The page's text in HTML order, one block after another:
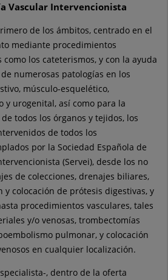
Vascular Intervencionista
de los ámbitos, centrado en el
mediante procedimientos
los cateterismos, y con la ayuda
numerosas patologías en los
músculo-esquelético,
y urogenital, así como para la
todos los órganos y tejidos, los
de todos los
por la Sociedad Española de
(Servei), desde los no
de colecciones, drenajes biliares,
y colocación de prótesis digestivas, y
procedimientos vasculares, tales
y/o venosas, trombectomías
pulmonar, y colocación
en cualquier localización.
, dentro de la oferta